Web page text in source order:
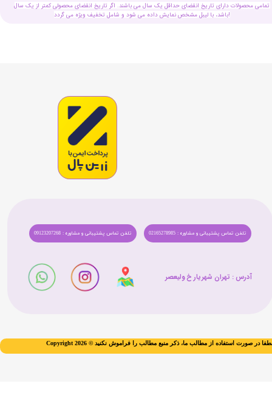
تمامی محصولات دارای تاریخ انقضای حداقل یک سال می باشند. اگر تاریخ انقضای محصولی کمتر از یک سال
باشد، با لیبل مشخص نمایش داده می شود و شامل تخفیف ویژه می گردد!
تلفن تماس پشتیبانی و مشاوره : 09123207268 تلفن تماس پشتیبانی و مشاوره : 02165278985
آدرس : تهران شهریار خ ولیعصر​​​​​​​